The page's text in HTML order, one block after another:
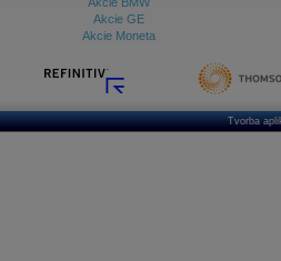
Akcie GE
Akcie Moneta
Tvorba